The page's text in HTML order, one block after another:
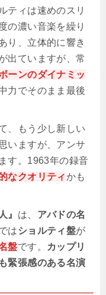
ティは速めのスリ
の濃い音楽を繰り
り、立体的に響き
出ていますが、常
ーンのダイナミッ
力でそのまま最後
、もう少し新しい
いますが、アンサ
す。1963年の録音
なクオリティかも
』 は、 アバドの名
はショルティ盤が
盤です。
カップリ
緊張感のある名演